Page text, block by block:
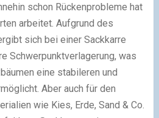
schon Rückenprobleme hat
arbeitet. Aufgrund des
sich bei einer Sackkarre
Schwerpunktverlagerung, was
eine stabileren und
Aber auch für den
wie Kies, Erde, Sand & Co.